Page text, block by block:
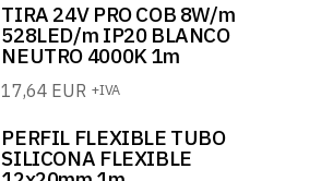
TIRA 24V PRO COB 8W/m
528LED/m IP20 BLANCO
NEUTRO 4000K 1m
17,64 EUR +IVA
PERFIL FLEXIBLE TUBO
SILICONA FLEXIBLE